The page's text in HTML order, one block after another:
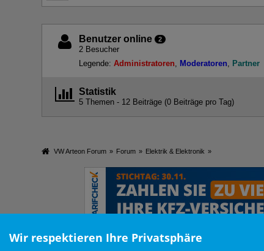
Benutzer online 2
2 Besucher
Legende: Administratoren Moderatoren Partner
Statistik
5 Themen - 12 Beiträge (0 Beiträge pro Tag)
VW Arteon Forum » Forum » Elektrik & Elektronik »
Wir respektieren Ihre Privatsphäre